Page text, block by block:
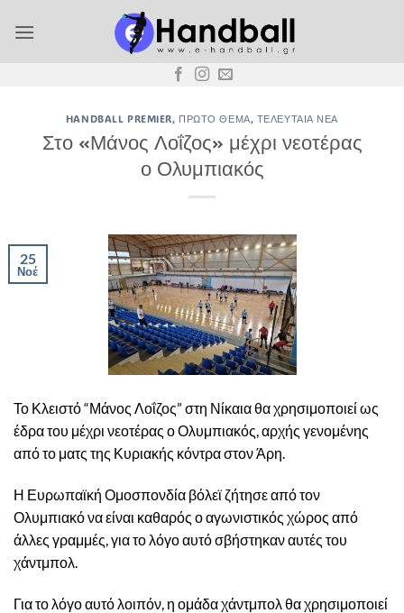
στο
HANDBALL PREMIER, ΠΡΏΤΟ ΘΈΜΑ, ΤΕΛΕΥΤΑΊΑ ΝΈΑ
Στο «Μάνος Λοΐζος» μέχρι νεοτέρας
ο Ολυμπιακός
25
Νοέ
Το Κλειστό “Μάνος Λοΐζος” στη Νίκαια θα χρησιμοποιεί ως
έδρα του μέχρι νεοτέρας ο Ολυμπιακός, αρχής γενομένης
από το ματς της Κυριακής κόντρα στον Άρη.
Η Ευρωπαϊκή Ομοσπονδία βόλεϊ ζήτησε από τον
Ολυμπιακό να είναι καθαρός ο αγωνιστικός χώρος από
άλλες γραμμές, για το λόγο αυτό σβήστηκαν αυτές του
χάντμπολ.
Για το λόγο αυτό λοιπόν, η ομάδα χάντμπολ θα χρησιμοποιεί